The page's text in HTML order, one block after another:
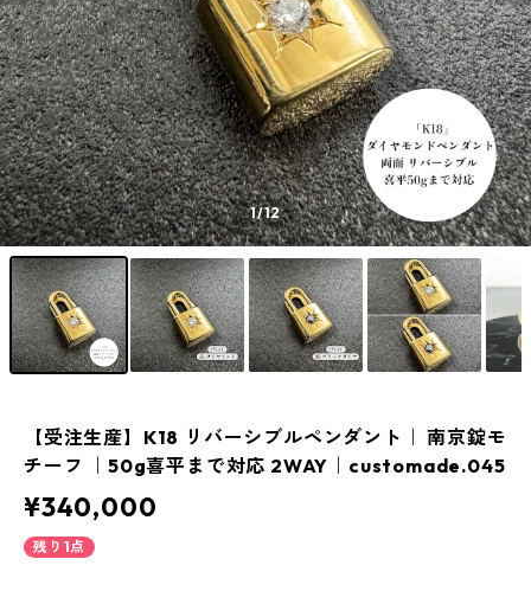
1/12
【受注生産】K18 リバーシブルペンダント｜ 南京錠モ
チーフ ｜50g喜平まで対応 2WAY｜customade.045
¥340,000
残り1点